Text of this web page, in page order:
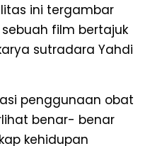
ini tergambar
film bertajuk
sutradara Yahdi
penggunaan obat
benar- benar
kehidupan